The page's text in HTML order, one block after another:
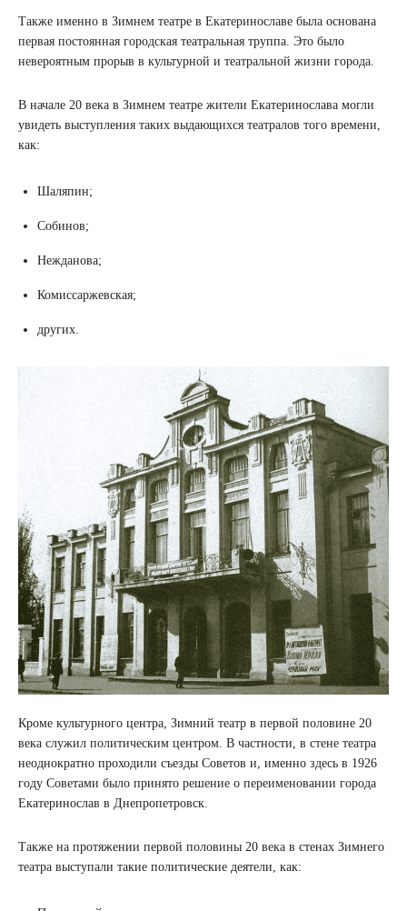
Также именно в Зимнем театре в Екатеринославе была основана
первая постоянная городская театральная труппа. Это было
невероятным прорыв в культурной и театральной жизни города.
В начале 20 века в Зимнем театре жители Екатеринослава могли
увидеть выступления таких выдающихся театралов того времени,
как:
Шаляпин;
Собинов;
Нежданова;
Комиссаржевская;
других.
Кроме культурного центра, Зимний театр в первой половине 20
века служил политическим центром. В частности, в стене театра
неоднократно проходили съезды Советов и, именно здесь в 1926
году Советами было принято решение о переименовании города
Екатеринослав в Днепропетровск.
Также на протяжении первой половины 20 века в стенах Зимнего
театра выступали такие политические деятели, как: